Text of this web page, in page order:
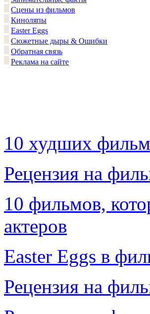
Сцены из фильмов
Киноляпы
Easter Eggs
Сюжетные дыры & Ошибки
Обратная связь
Реклама на сайте
10 худших
Рецензия на
10 фильмов,
актеров
Easter Eggs в
Рецензия на